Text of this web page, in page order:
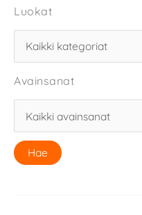
Luokat
Avainsanat